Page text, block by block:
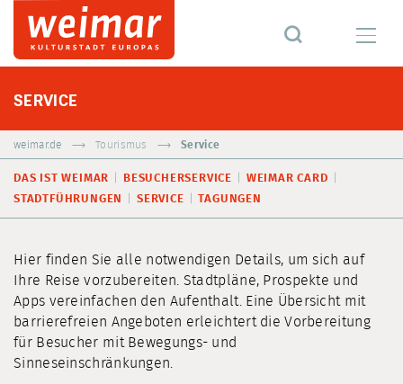
SERVICE
weimar.de Tourismus Service
DAS IST WEIMAR BESUCHERSERVICE
WEIMAR CARD
STADTFÜHRUNGEN
SERVICE TAGUNGEN
Hier finden Sie alle notwendigen Details, um sich auf
Ihre Reise vorzubereiten. Stadtpläne, Prospekte und
Apps vereinfachen den Aufenthalt. Eine Übersicht mit
barrierefreien Angeboten erleichtert die Vorbereitung
für Besucher mit Bewegungs- und
Sinneseinschränkungen.